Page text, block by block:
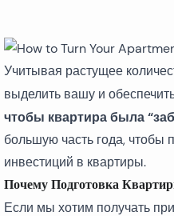
Учитывая растущее
выделить вашу и
чтобы квартира была
большую часть года, чтобы
инвестиций в квартиры.
Почему Подготовка
Если мы хотим получать